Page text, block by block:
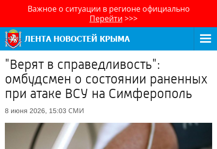
Важное о ситуации в регионе официально
Перейти >>>
"Верят в справедливость":
омбудсмен о состоянии раненных
при атаке ВСУ на Симферополь
8 июня 2026, 15:03 СМИ